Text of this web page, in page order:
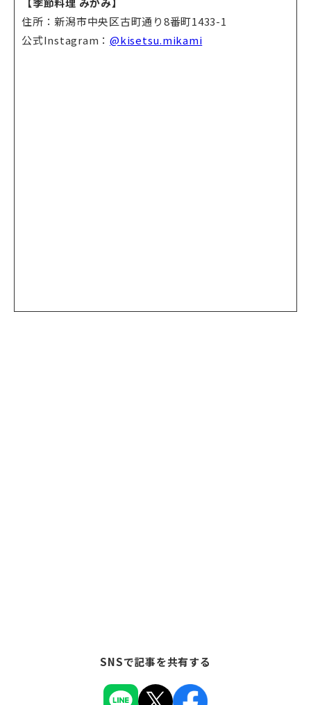
住所：新潟市中央区古町通り8番町1433-1
公式Instagram： @kisetsu.mikami
SNSで記事を共有する